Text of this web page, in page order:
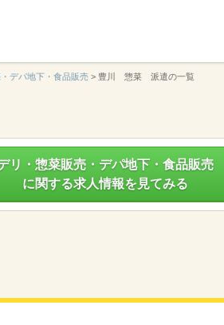
デパ地下・食品販売 > 豊川 惣菜 派遣の一覧
リ・惣菜販売・デパ地下・食品販売
に関する求人情報を見てみる